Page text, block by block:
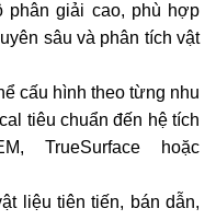
phân giải cao, phù hợp
sâu và phân tích vật
cấu hình theo từng nhu
tiêu chuẩn đến hệ tích
TrueSurface hoặc
liệu tiên tiến, bán dẫn,